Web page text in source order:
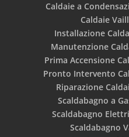
Caldaie a
Caldaie
Installazione
Manutenzione
Prima Accensione
Pronto Intervento
Riparazione
Scaldabagno a
Scaldabagno
Scaldabagno